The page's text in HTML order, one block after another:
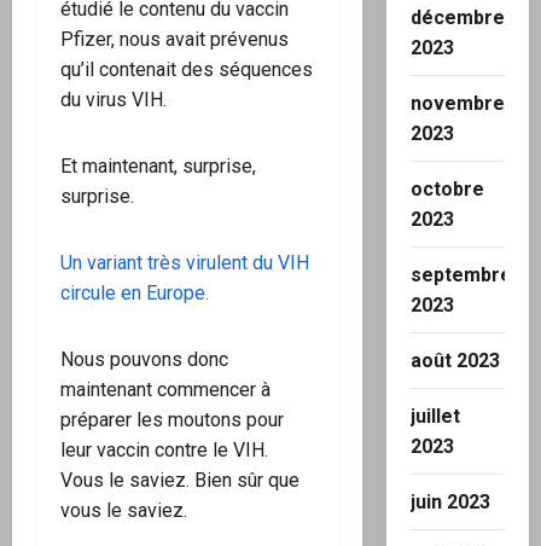
étudié le contenu du vaccin
Pfizer, nous avait prévenus
qu’il contenait des séquences
du virus VIH.
Et maintenant, surprise,
surprise.
Un variant très virulent du VIH
circule en Europe.
Nous pouvons donc
maintenant commencer à
préparer les moutons pour
leur vaccin contre le VIH.
Vous le saviez. Bien sûr que
vous le saviez.
décembre
2023
novembre
2023
octobre
2023
septembre
2023
août 2023
juillet
2023
juin 2023